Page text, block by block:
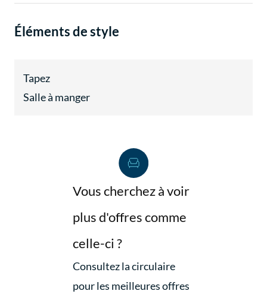
Éléments de style
Tapez
Salle à manger
Vous cherchez à voir
plus d'offres comme
celle-ci ?
Consultez la circulaire
pour les meilleures offres